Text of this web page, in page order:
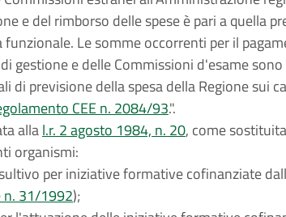
e del rimborso delle spese è pari a quella
Le somme occorrenti per il
gestione e delle Commissioni d'esame
di previsione della spesa della Regione sui
CEE n. 2084/93.".
allal.r. 2 agosto 1984, n. 20, come
organismi:
per iniziative formative cofinanziate
n. 31/1992);